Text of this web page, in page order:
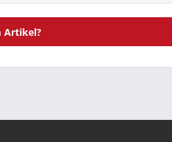
Artikel?